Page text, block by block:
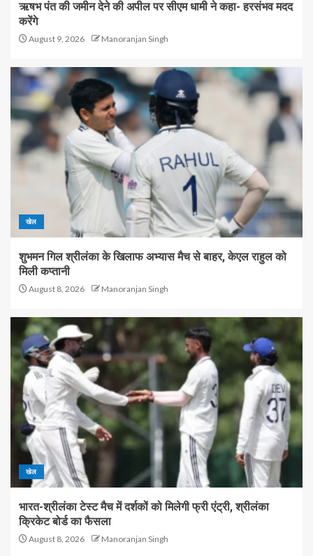
ऋषभ पंत की जमीन देने की अपील पर सीएम धामी ने कहा- हरसंभव मदद
करेंगे
August 9, 2026 Manoranjan Singh
खेल
शुभमन गिल श्रीलंका के खिलाफ अभ्यास मैच से बाहर, केएल राहुल को
मिली कप्तानी
August 8, 2026 Manoranjan Singh
खेल
भारत-श्रीलंका टेस्ट मैच में दर्शकों को मिलेगी फ्री एंट्री, श्रीलंका
क्रिकेट बोर्ड का फैसला
August 8, 2026 Manoranjan Singh